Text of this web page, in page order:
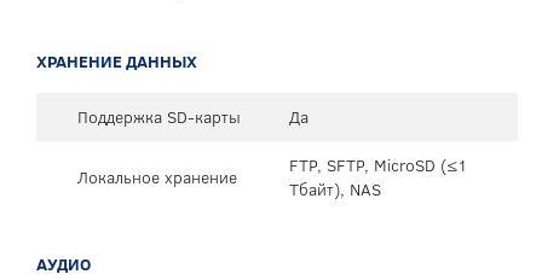
ХРАНЕНИЕ ДАННЫХ
Поддержка SD-карты Да
Локальное хранение
FTP, SFTP, MicroSD (≤1
Тбайт), NAS
АУДИО